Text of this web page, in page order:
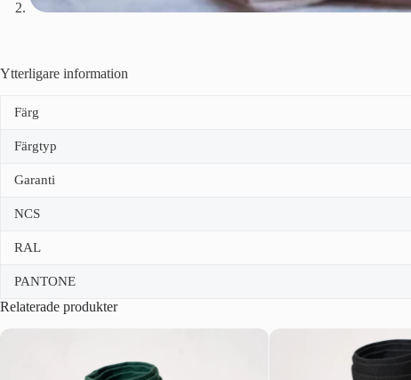
Ytterligare information
Färg
Färgtyp
Garanti
NCS
RAL
PANTONE
Relaterade produkter